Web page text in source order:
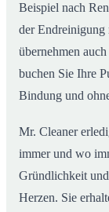
Beispiel nach
der Endreinigung
übernehmen
buchen Sie Ihre
Bindung und
Mr. Cleaner
immer und wo
Gründlichkeit
Herzen. Sie